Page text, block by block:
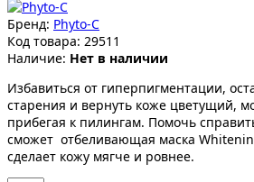
Бренд: Phyto-C
Код товара: 29511
Наличие: Нет в наличии
Избавиться от гиперпигментации,
старения и вернуть коже цветущий,
прибегая к пилингам. Помочь
сможет отбеливающая маска
сделает кожу мягче и ровнее.